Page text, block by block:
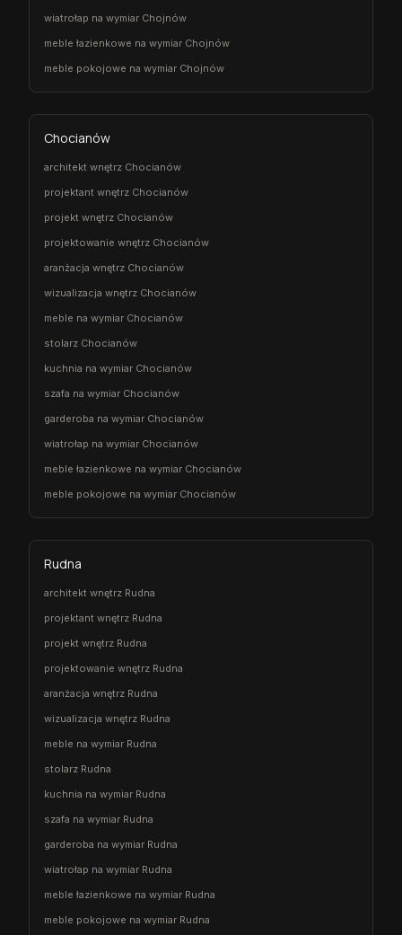
wiatrołap na wymiar Chojnów
meble łazienkowe na wymiar Chojnów
meble pokojowe na wymiar Chojnów
Chocianów
architekt wnętrz Chocianów
projektant wnętrz Chocianów
projekt wnętrz Chocianów
projektowanie wnętrz Chocianów
aranżacja wnętrz Chocianów
wizualizacja wnętrz Chocianów
meble na wymiar Chocianów
stolarz Chocianów
kuchnia na wymiar Chocianów
szafa na wymiar Chocianów
garderoba na wymiar Chocianów
wiatrołap na wymiar Chocianów
meble łazienkowe na wymiar Chocianów
meble pokojowe na wymiar Chocianów
Rudna
architekt wnętrz Rudna
projektant wnętrz Rudna
projekt wnętrz Rudna
projektowanie wnętrz Rudna
aranżacja wnętrz Rudna
wizualizacja wnętrz Rudna
meble na wymiar Rudna
stolarz Rudna
kuchnia na wymiar Rudna
szafa na wymiar Rudna
garderoba na wymiar Rudna
wiatrołap na wymiar Rudna
meble łazienkowe na wymiar Rudna
meble pokojowe na wymiar Rudna